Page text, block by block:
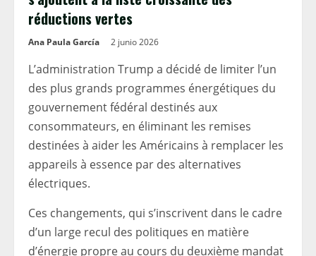
réductions vertes
Ana Paula García 2 junio 2026
L’administration Trump a décidé de limiter l’un
des plus grands programmes énergétiques du
gouvernement fédéral destinés aux
consommateurs, en éliminant les remises
destinées à aider les Américains à remplacer les
appareils à essence par des alternatives
électriques.
Ces changements, qui s’inscrivent dans le cadre
d’un large recul des politiques en matière
d’énergie propre au cours du deuxième mandat